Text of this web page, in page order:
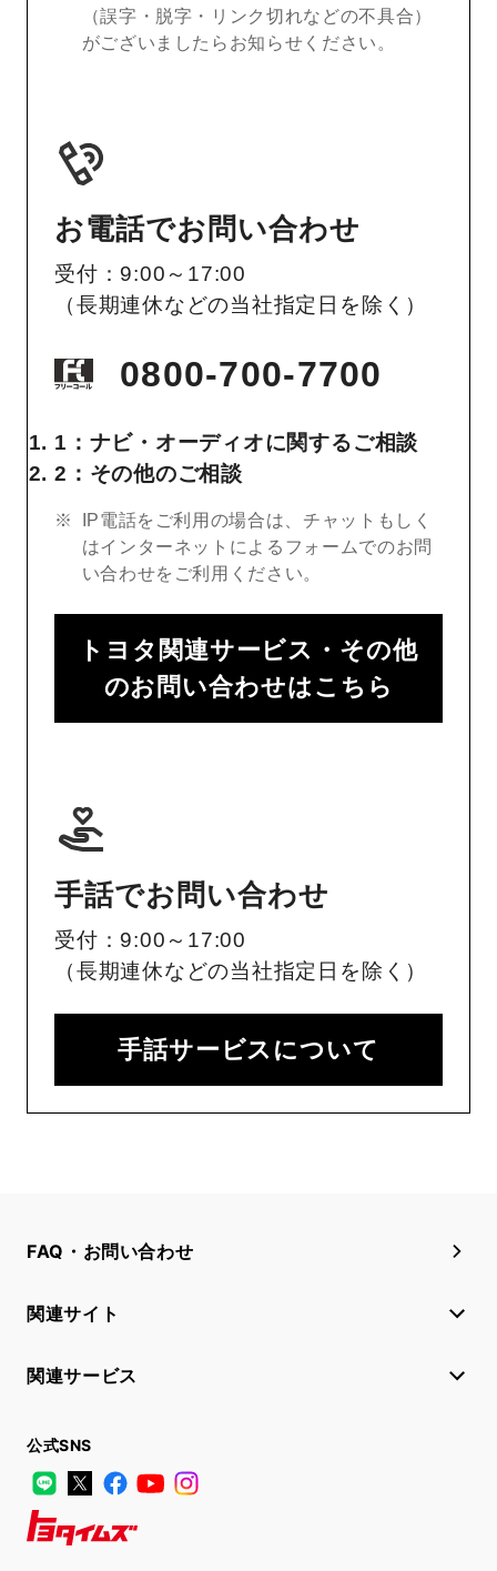
（誤字・脱字・リンク切れなどの不具合）
がございましたらお知らせください。
お電話でお問い合わせ
受付：9:00～17:00
（長期連休などの当社指定日を除く）
0800-700-7700
1：ナビ・オーディオに関するご相談
2：その他のご相談
IP電話をご利用の場合は、チャットもしく
はインターネットによるフォームでのお問
い合わせをご利用ください。
トヨタ関連サービス・その他
のお問い合わせはこちら
手話でお問い合わせ
受付：9:00～17:00
（長期連休などの当社指定日を除く）
手話サービスについて
FAQ・お問い合わせ
関連サイト
関連サービス
公式SNS
LINE
X FacebookYouTube